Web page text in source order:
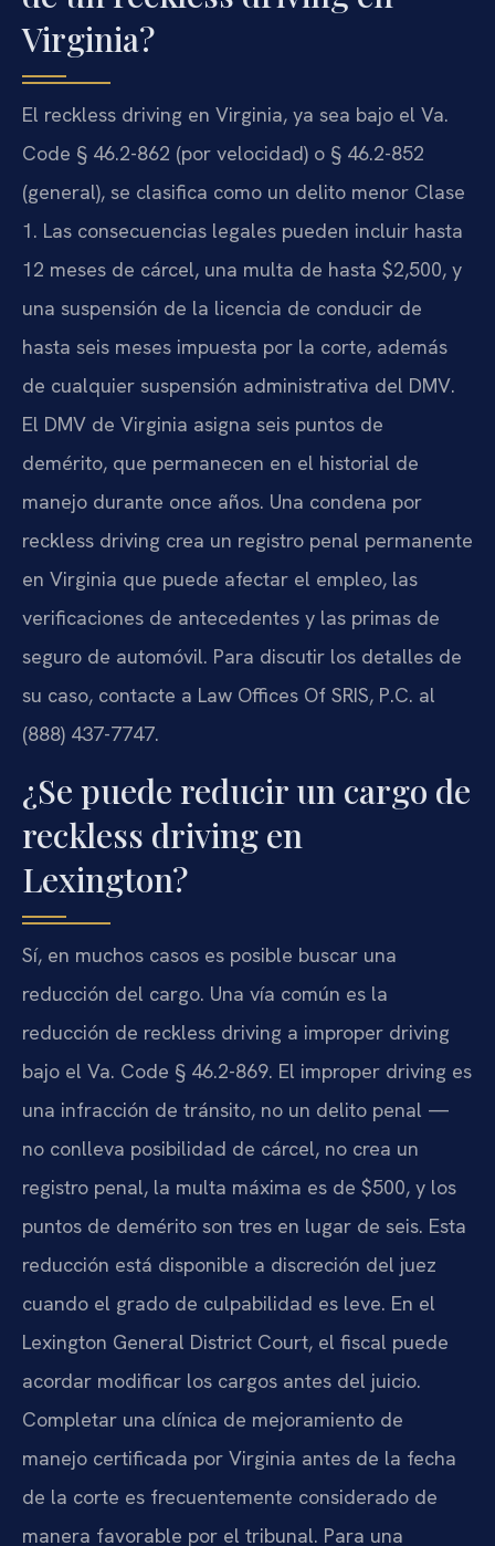
Virginia?
El reckless driving en Virginia, ya sea bajo el Va.
Code § 46.2-862 (por velocidad) o § 46.2-852
(general), se clasifica como un delito menor Clase
1. Las consecuencias legales pueden incluir hasta
12 meses de cárcel, una multa de hasta $2,500, y
una suspensión de la licencia de conducir de
hasta seis meses impuesta por la corte, además
de cualquier suspensión administrativa del DMV.
El DMV de Virginia asigna seis puntos de
demérito, que permanecen en el historial de
manejo durante once años. Una condena por
reckless driving crea un registro penal permanente
en Virginia que puede afectar el empleo, las
verificaciones de antecedentes y las primas de
seguro de automóvil. Para discutir los detalles de
su caso, contacte a Law Offices Of SRIS, P.C. al
(888) 437-7747.
¿Se puede reducir un cargo de
reckless driving en
Lexington?
Sí, en muchos casos es posible buscar una
reducción del cargo. Una vía común es la
reducción de reckless driving a improper driving
bajo el Va. Code § 46.2-869. El improper driving es
una infracción de tránsito, no un delito penal —
no conlleva posibilidad de cárcel, no crea un
registro penal, la multa máxima es de $500, y los
puntos de demérito son tres en lugar de seis. Esta
reducción está disponible a discreción del juez
cuando el grado de culpabilidad es leve. En el
Lexington General District Court, el fiscal puede
acordar modificar los cargos antes del juicio.
Completar una clínica de mejoramiento de
manejo certificada por Virginia antes de la fecha
de la corte es frecuentemente considerado de
manera favorable por el tribunal. Para una